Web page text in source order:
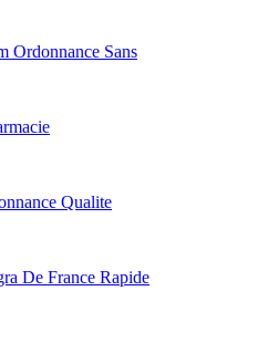
Ordonnance Sans
Qualite
De France Rapide